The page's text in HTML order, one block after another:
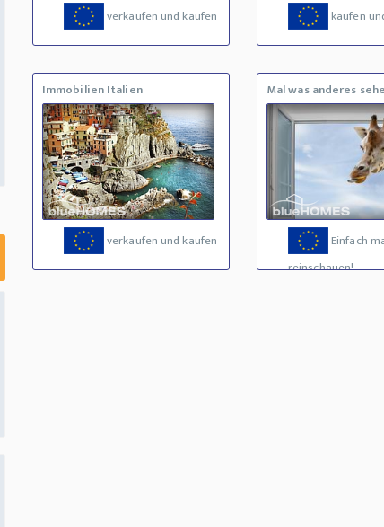
verkaufen und kaufen kaufen
Immobilien Italien
verkaufen und kaufen
Mal was anderes
Einfach
reinschauen!